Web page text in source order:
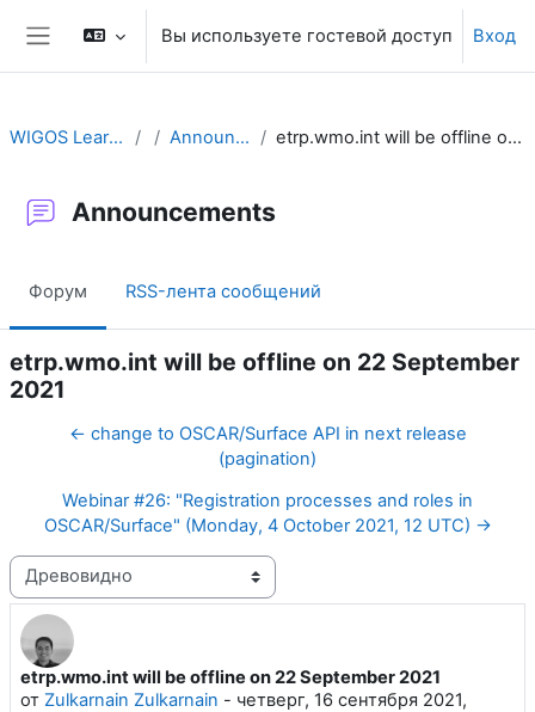
Перейти к основному содержанию
Боковая панель
Вы используете гостевой доступ Вход
WIGOS Learning Portal Announcements etrp.wmo.int will be offline on 22 September 2021
Announcements
Форум RSS-лента сообщений
etrp.wmo.int will be offline on 22 September
2021
← change to OSCAR/Surface API in next release
(pagination)
Webinar #26: "Registration processes and roles in
OSCAR/Surface" (Monday, 4 October 2021, 12 UTC) →
Режим отображения
etrp.wmo.int will be offline on 22 September 2021
от Zulkarnain Zulkarnain - четверг, 16 сентября 2021,
Количество ответов: 0